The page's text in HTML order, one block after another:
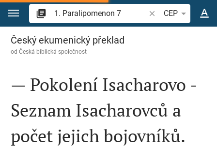
Přejít na obsah
Vyhledat biblický
CEP
1. Paralipomenon 7
Český ekumenický překlad
odČeská biblická společnost
— Pokolení Isacharovo -
Seznam Isacharovců a
počet jejich bojovníků.